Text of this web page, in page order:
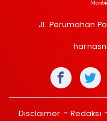
Jl. Perumahan
Disclaimer Redaksi